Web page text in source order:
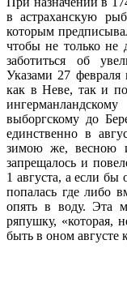
в астраханскую
которым
чтобы не только
заботиться об
Указами 27 февраля
как в Неве, так и
выборгскому до
единственно в
зимою же, весною
запрещалось и
1 августа, а если бы
попалась где либо
опять в воду. Эта
ряпушку, «которая,
быть в оном августе